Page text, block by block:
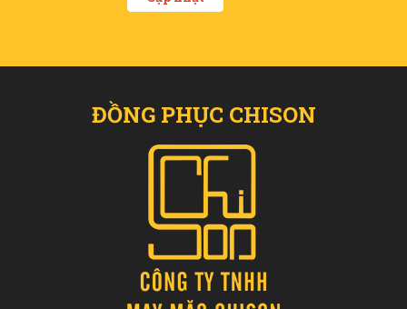
ĐỒNG PHỤC CHISON